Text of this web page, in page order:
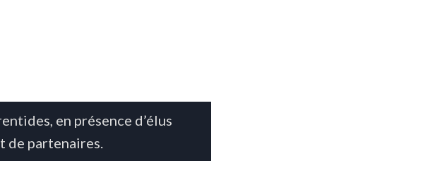
en présence d’élus
de partenaires.